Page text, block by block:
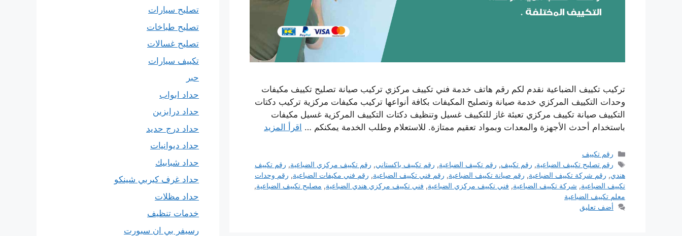
تركيب تكييف الضباعية نقدم لكم رقم هاتف خدمة فني تكييف مركزي تركيب صيانة تصليح تكييف مكيفات
وحدات التكييف المركزي خدمة صيانة وتصليح المكيفات بكافة أنواعها تركيب مكيفات مركزية تركيب دكتات
التكييف صيانة تكييف مركزي تعبئة غاز للتكييف غسيل وتنظيف دكتات التكييف المركزية غسيل مكيفات
باستخدام أحدث الأجهزة والمعدات وبمواد تعقيم ممتازة. للاستعلام وطلب الخدمة يمكنكم … اقرأ المزيد
التصنيفات
رقم تكييف
الوسوم
رقم تصليح تكييف الضباعية, رقم تكييف, رقم تكييف الضباعية, رقم تكييف باكستاني, رقم تكييف مركزي الضباعية, رقم تكييف
هندي, رقم شركة تكييف الضباعية, رقم صيانة تكييف الضباعية, رقم فني تكييف الضباعية, رقم فني مكيفات الضباعية, رقم وحدات
تكييف الضباعية, شركة تكييف الضباعية, فني تكييف مركزي الضباعية, فني تكييف مركزي هندي الضباعية, مصليح تكييف الضباعية,
معلم تكييف الضباعية
أضف تعليق
تصليح سيارات
تصليح طباخات
تصليح غسالات
تكييف سيارات
حبر
حداد ابواب
حداد درابزين
حداد درج حديد
حداد ديوانيات
حداد شبابيك
حداد غرف كيربي شينكو
حداد مظلات
خدمات تنظيف
رسيفر بي ان سبورت